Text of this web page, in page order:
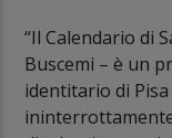
“Il Calendario di
Buscemi – è un
identitario di